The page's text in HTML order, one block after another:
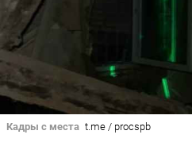
Кадры с места t.me / procspb